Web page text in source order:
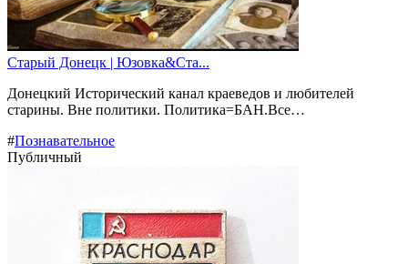
Старый Донецк | Юзовка&Ста...
Донецкий Исторический канал краеведов и любителей
старины. Вне политики. Политика=БАН.Все…
#Познавательное
Публичный